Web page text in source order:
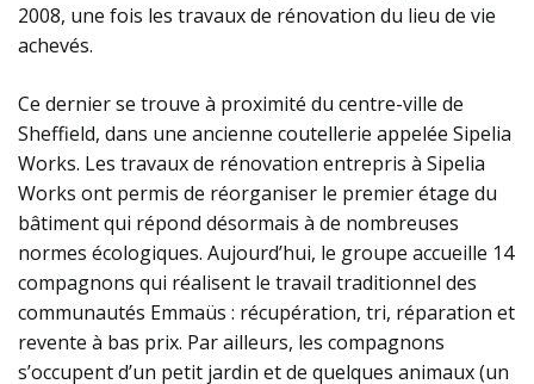
2008, une fois les travaux de rénovation du lieu de vie
achevés.
Ce dernier se trouve à proximité du centre-ville de
Sheffield, dans une ancienne coutellerie appelée Sipelia
Works. Les travaux de rénovation entrepris à Sipelia
Works ont permis de réorganiser le premier étage du
bâtiment qui répond désormais à de nombreuses
normes écologiques. Aujourd’hui, le groupe accueille 14
compagnons qui réalisent le travail traditionnel des
communautés Emmaüs : récupération, tri, réparation et
revente à bas prix. Par ailleurs, les compagnons
s’occupent d’un petit jardin et de quelques animaux (un